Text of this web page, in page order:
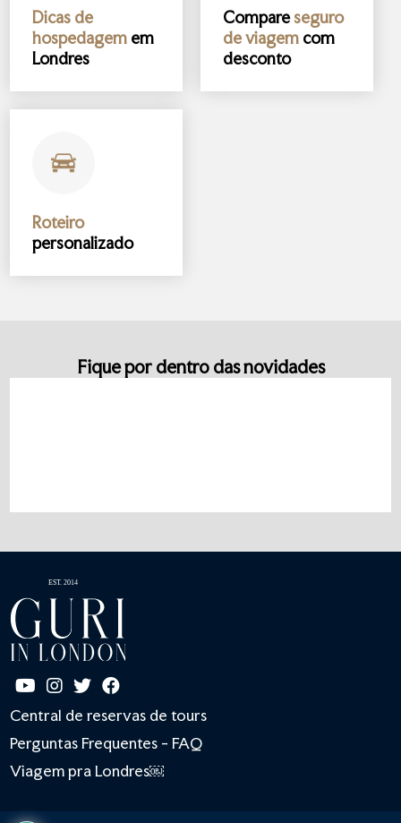
Dicas de
hospedagem em
Londres
Compareseguro
de viagem com
desconto
Roteiro
personalizado
Fique por dentro das novidades
Central de reservas de tours
Perguntas Frequentes - FAQ
Viagem pra Londres￼